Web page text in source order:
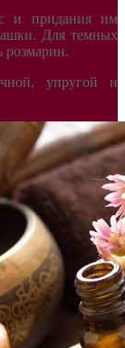
и придания им
Для темных
розмарин.
упругой и